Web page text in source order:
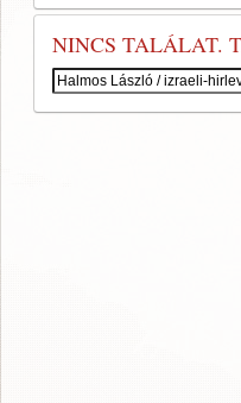
NINCS TALÁLAT.
Keresés: